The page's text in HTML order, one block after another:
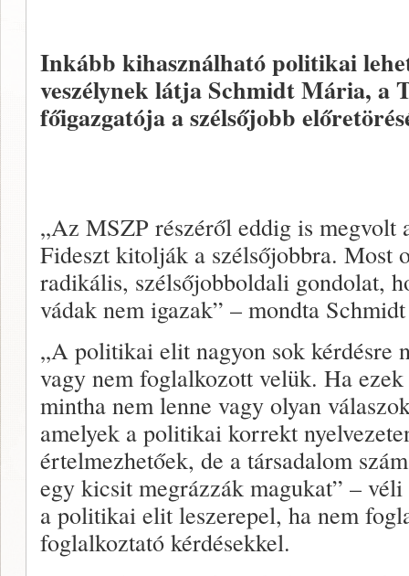
Inkább kihasználható politikai
veszélynek látja Schmidt Mária, a
főigazgatója a szélsőjobb
„Az MSZP részéről eddig is megvolt
Fideszt kitolják a szélsőjobbra. Most
radikális, szélsőjobboldali gondolat,
vádak nem igazak” – mondta
„A politikai elit nagyon sok kérdésre
vagy nem foglalkozott velük. Ha
mintha nem lenne vagy olyan
amelyek a politikai korrekt
értelmezhetőek, de a társadalom
egy kicsit megrázzák magukat” –
a politikai elit leszerepel, ha nem
foglalkoztató kérdésekkel.